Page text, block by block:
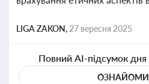
LIGA ZAKON, 27 вересня 2025
Повний AI-підсумок дня